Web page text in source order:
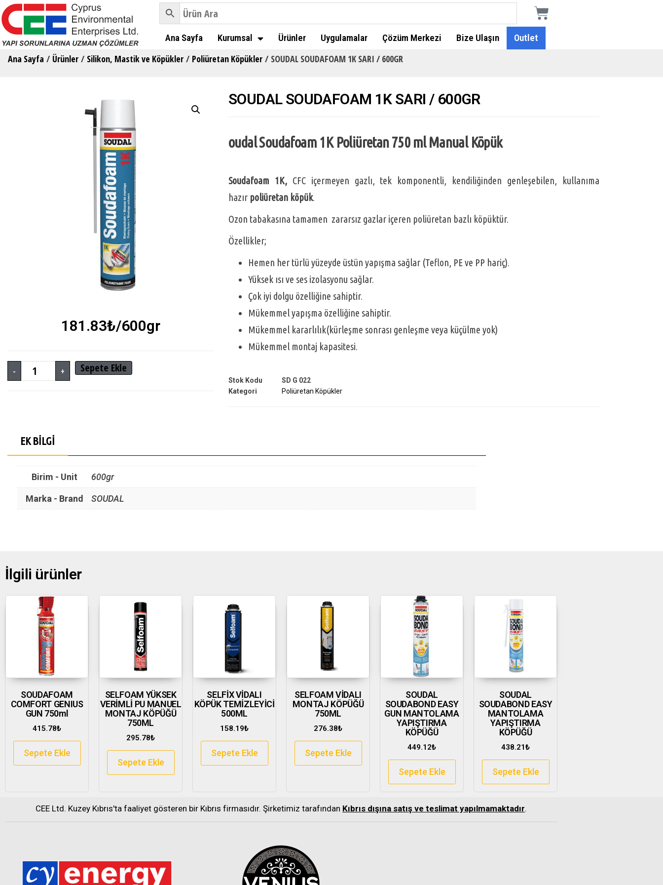
Ana Sayfa Kurumsal Ürünler Uygulamalar Çözüm Merkezi Bize Ulaşın Outlet
Ana Sayfa / Ürünler / Silikon, Mastik ve Köpükler / Poliüretan Köpükler / SOUDAL SOUDAFOAM 1K SARI / 600GR
181.83₺/600gr
- + Sepete Ekle
SOUDAL SOUDAFOAM 1K SARI / 600GR
oudal Soudafoam 1K Poliüretan 750 ml Manual Köpük
Soudafoam 1K, CFC içermeyen gazlı, tek komponentli, kendiliğinden genleşebilen, kullanıma
hazır poliüretan köpük.
Ozon tabakasına tamamen zararsız gazlar içeren poliüretan bazlı köpüktür.
Özellikler;
Hemen her türlü yüzeyde üstün yapışma sağlar (Teflon, PE ve PP hariç).
Yüksek ısı ve ses izolasyonu sağlar.
Çok iyi dolgu özelliğine sahiptir.
Mükemmel yapışma özelliğine sahiptir.
Mükemmel kararlılık(kürleşme sonrası genleşme veya küçülme yok)
Mükemmel montaj kapasitesi.
Stok Kodu
SD G 022
Kategori
Poliüretan Köpükler
EK BILGI
Birim - Unit 600gr
Marka - Brand SOUDAL
İlgili ürünler
SOUDAFOAM
COMFORT GENIUS
GUN 750ml
415.78₺
Sepete Ekle
SELFOAM YÜKSEK
VERİMLİ PU MANUEL
MONTAJ KÖPÜĞÜ
750ML
295.78₺
Sepete Ekle
SELFİX VİDALI
KÖPÜK TEMİZLEYİCİ
500ML
158.19₺
Sepete Ekle
SELFOAM VİDALI
MONTAJ KÖPÜĞÜ
750ML
276.38₺
Sepete Ekle
SOUDAL
SOUDABOND EASY
GUN MANTOLAMA
YAPIŞTIRMA
KÖPÜĞÜ
449.12₺
Sepete Ekle
SOUDAL
SOUDABOND EASY
MANTOLAMA
YAPIŞTIRMA
KÖPÜĞÜ
438.21₺
Sepete Ekle
CEE Ltd. Kuzey Kıbrıs'ta faaliyet gösteren bir Kıbrıs firmasıdır. Şirketimiz tarafından Kıbrıs dışına satış ve teslimat yapılmamaktadır.